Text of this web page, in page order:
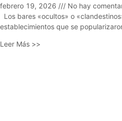
febrero 19, 2026
No hay
Los bares «ocultos» o
establecimientos que se
Leer Más >>